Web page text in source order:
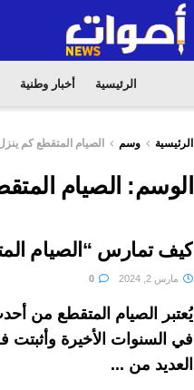
الرئيسية أخبار وطنية
الرئيسية وسم الصيام المتقطع كم
الوسم: الصيام
كيف تمارس “الصيام
مارس 2, 2024
يُعتبر الصيام المتقطع من
في السنوات الأخيرة وأثبتت
العديد من ...